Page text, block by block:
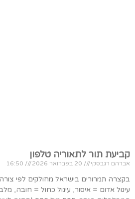
קביעת תור לתאוריה טלפון
אברהם רגבסקי
בקצרה תמרורים בישראל מחולקים לפי
עיגול אדום = איסור, עיגול כחול = חובה,